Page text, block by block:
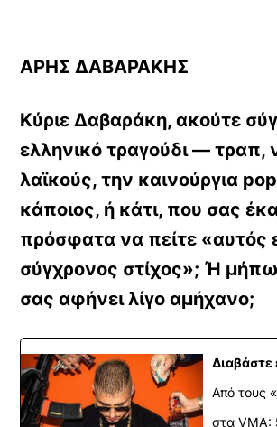
ΑΡΗΣ ΔΑΒΑΡΑΚΗΣ
Κύριε Δαβαράκη, ακούτε
ελληνικό τραγούδι — τραπ,
λαϊκούς, την καινούργια
κάποιος, ή κάτι, που σας
πρόσφατα να πείτε «αυτός
σύγχρονος στίχος»; Ή
σας αφήνει λίγο αμήχανο;
Διαβάστε
Από τους
στα VMA: